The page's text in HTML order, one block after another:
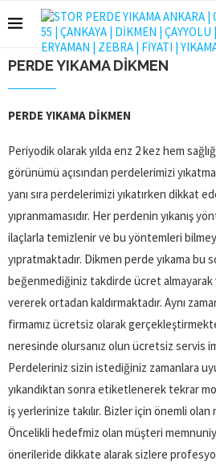
PERDE YIKAMA DIKMEN
PERDE YIKAMA DİKMEN
Periyodik olarak yılda enz 2 kez hem
görünümü açısından perdelerimizi
yanı sıra perdelerimizi yıkatırken dikkat
yıpranmamasıdır. Her perdenin yıkanış
ilaçlarla temizlenir ve bu yöntemleri
yıpratmaktadır. Dikmen perde yıkama bu
beğenmediğiniz takdirde ücret almayarak
vererek ortadan kaldırmaktadır. Aynı
firmamız ücretsiz olarak
neresinde olursanız olun ücretsiz servis
Perdeleriniz sizin istediğiniz zamanlara
yıkandıktan sonra etiketlenerek tekrar
iş yerlerinize takılır. Bizler için önemli
Öncelikli hedefmiz olan müşteri
önerileride dikkate alarak sizlere